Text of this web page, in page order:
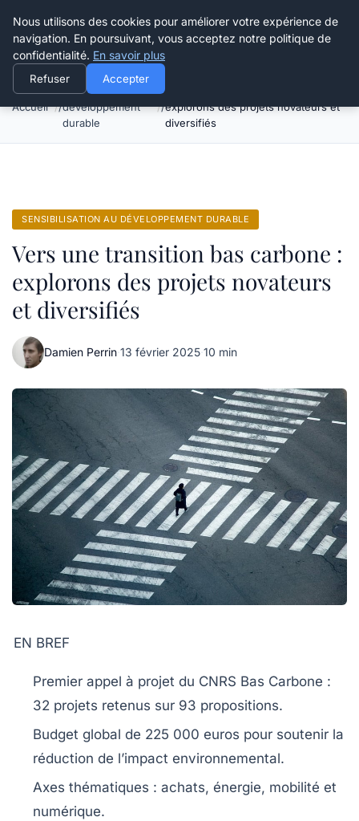
Happy Calyx Farmer
Accueil
Sensibilisation au
développement
durable
explorons des projets novateurs et
diversifiés
SENSIBILISATION AU DÉVELOPPEMENT DURABLE
Vers une transition bas carbone :
explorons des projets novateurs
et diversifiés
Damien Perrin·13 février 2025·10 min
EN BREF
Premier appel à projet du CNRS Bas Carbone :
32 projets retenus sur 93 propositions.
Budget global de 225 000 euros pour soutenir la
réduction de l’impact environnemental.
Axes thématiques : achats, énergie, mobilité et
numérique.
Nous utilisons des cookies pour améliorer votre expérience de
navigation. En poursuivant, vous acceptez notre politique de
confidentialité. En savoir plus
Refuser Accepter